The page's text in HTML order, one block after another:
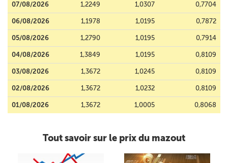
07/08/2026 1,2249 1,0307 0,7704
06/08/2026 1,1978 1,0195 0,7872
05/08/2026 1,2790 1,0195 0,7914
04/08/2026 1,3849 1,0195 0,8109
03/08/2026 1,3672 1,0245 0,8109
02/08/2026 1,3672 1,0232 0,8109
01/08/2026 1,3672 1,0005 0,8068
Tout savoir sur le prix du mazout